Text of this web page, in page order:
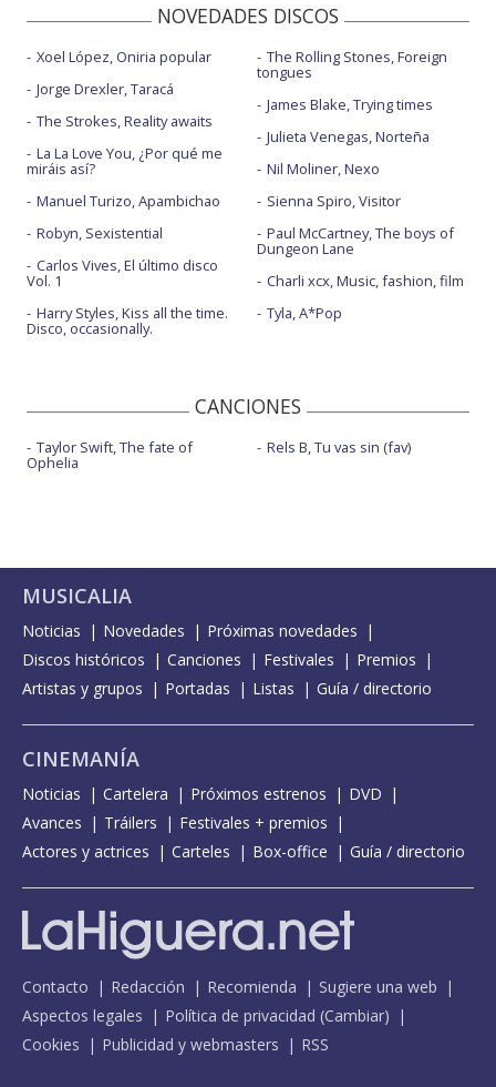
NOVEDADES DISCOS
Xoel López, Oniria popular
Jorge Drexler, Taracá
The Strokes, Reality awaits
La La Love You, ¿Por qué me
miráis así?
Manuel Turizo, Apambichao
Robyn, Sexistential
Carlos Vives, El último disco
Vol. 1
Harry Styles, Kiss all the time.
Disco, occasionally.
The Rolling Stones, Foreign
tongues
James Blake, Trying times
Julieta Venegas, Norteña
Nil Moliner, Nexo
Sienna Spiro, Visitor
Paul McCartney, The boys of
Dungeon Lane
Charli xcx, Music, fashion, film
Tyla, A*Pop
CANCIONES
Taylor Swift, The fate of
Ophelia
Rels B, Tu vas sin (fav)
MUSICALIA
Noticias Novedades
Próximas novedades
Discos históricos
Canciones Festivales
Premios
Artistas y grupos
Portadas Listas Guía / directorio
CINEMANÍA
Noticias Cartelera Próximos estrenos
DVD
Avances
Tráilers
Festivales + premios
Actores y actrices
Carteles Box-office Guía / directorio
Contacto Redacción Recomienda
Sugiere una web
Aspectos legales
Política de privacidad (Cambiar)
Cookies
Publicidad y webmasters RSS